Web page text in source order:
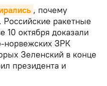
, почему
ракетные
10 октября доказали
норвежских ЗРК
Зеленский в конце
президента и